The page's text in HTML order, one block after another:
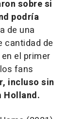
sobre si
podría
de una
cantidad de
el primer
fans
incluso sin
Holland.